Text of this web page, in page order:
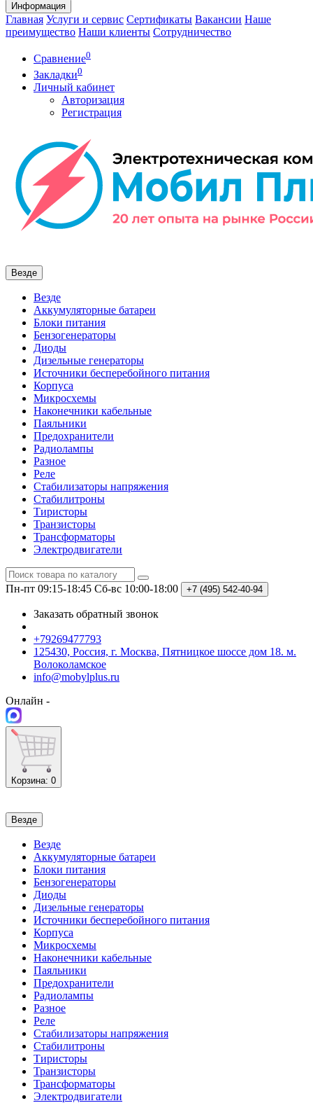
Информация
Главная Услуги и сервис Сертификаты Вакансии Наше
преимущество Наши клиенты Сотрудничество
Сравнение0
Закладки0
Личный кабинет
Авторизация
Регистрация
Везде
Везде
Аккумуляторные батареи
Блоки питания
Бензогенераторы
Диоды
Дизельные генераторы
Источники бесперебойного питания
Корпуса
Микросхемы
Наконечники кабельные
Паяльники
Предохранители
Радиолампы
Разное
Реле
Стабилизаторы напряжения
Стабилитроны
Тиристоры
Транзисторы
Трансформаторы
Электродвигатели
Пн-пт 09:15-18:45 Сб-вс 10:00-18:00 +7 (495) 542-40-94
Заказать обратный звонок
+79269477793
125430, Россия, г. Москва, Пятницкое шоссе дом 18. м.
Волоколамское
info@mobylplus.ru
Онлайн -
Корзина: 0
Везде
Везде
Аккумуляторные батареи
Блоки питания
Бензогенераторы
Диоды
Дизельные генераторы
Источники бесперебойного питания
Корпуса
Микросхемы
Наконечники кабельные
Паяльники
Предохранители
Радиолампы
Разное
Реле
Стабилизаторы напряжения
Стабилитроны
Тиристоры
Транзисторы
Трансформаторы
Электродвигатели